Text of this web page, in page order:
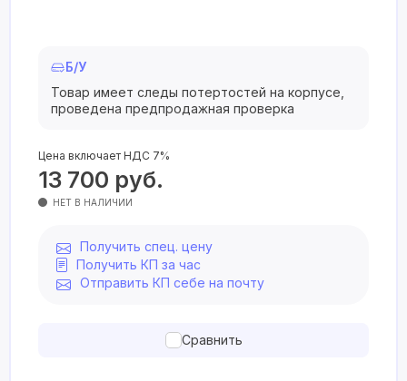
Б/У
Товар имеет следы потертостей на корпусе,
проведена предпродажная проверка
Цена включает НДС 7%
13 700 руб.
НЕТ В НАЛИЧИИ
Получить спец. цену
Получить КП за час
Отправить КП себе на почту
Сравнить